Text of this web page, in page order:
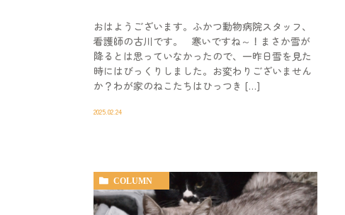
おはようございます。ふかつ動物病院スタッフ、
看護師の古川です。 寒いですね～！まさか雪が
降るとは思っていなかったので、一昨日雪を見た
時にはびっくりしました。お変わりございません
か？わが家のねこたちはひっつき […]
2025.02.24
COLUMN